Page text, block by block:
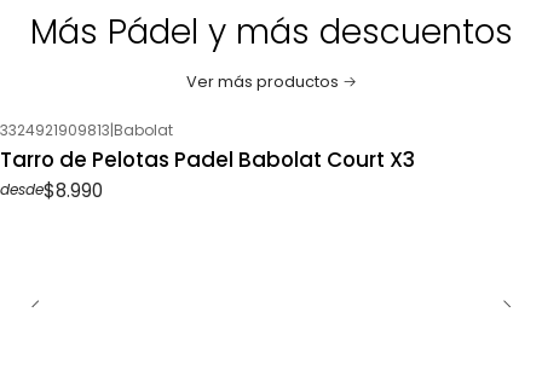
Más Pádel y más descuentos
Ver más productos
3324921909813|Babolat
Tarro de Pelotas Padel Babolat Court X3
desde$8.990